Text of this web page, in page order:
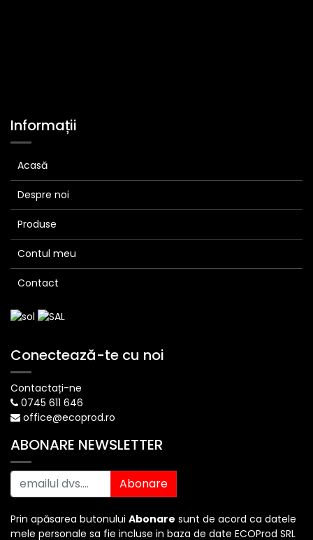
Informații
Acasă
Despre noi
Produse
Contul meu
Contact
Conectează-te cu noi
Contactați-ne
0745 611 646
office@ecoprod.ro
ABONARE NEWSLETTER
Abonare
Prin apăsarea butonului Abonare sunt de acord ca datele
mele personale sa fie incluse in baza de date ECOProd SRL